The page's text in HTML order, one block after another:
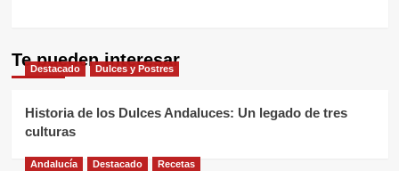
Te pueden interesar
Destacado Dulces y Postres
Historia de los Dulces Andaluces: Un legado de tres
culturas
Andalucía Destacado Recetas